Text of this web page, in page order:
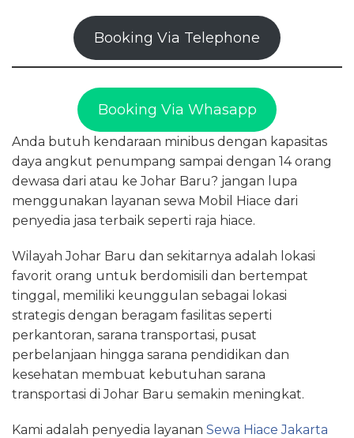
Booking Via Telephone
Booking Via Whasapp
Anda butuh kendaraan minibus dengan kapasitas
daya angkut penumpang sampai dengan 14 orang
dewasa dari atau ke Johar Baru? jangan lupa
menggunakan layanan sewa Mobil Hiace dari
penyedia jasa terbaik seperti raja hiace.
Wilayah Johar Baru dan sekitarnya adalah lokasi
favorit orang untuk berdomisili dan bertempat
tinggal, memiliki keunggulan sebagai lokasi
strategis dengan beragam fasilitas seperti
perkantoran, sarana transportasi, pusat
perbelanjaan hingga sarana pendidikan dan
kesehatan membuat kebutuhan sarana
transportasi di Johar Baru semakin meningkat.
Kami adalah penyedia layanan Sewa Hiace Jakarta